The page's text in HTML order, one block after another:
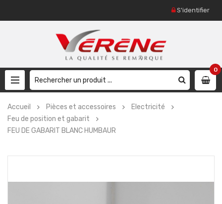
S'identifier
0
Accueil Pièces et accessoires
Electricité
Feu de position et gabarit
FEU DE GABARIT BLANC HUMBAUR